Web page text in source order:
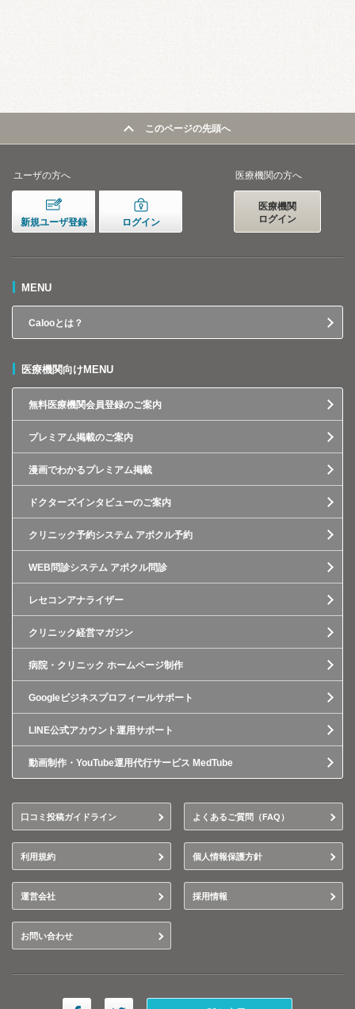
このページの先頭へ
ユーザの方へ
新規ユーザ登録 ログイン
医療機関の方へ
医療機関
ログイン
MENU
Calooとは？
医療機関向けMENU
無料医療機関会員登録のご案内
プレミアム掲載のご案内
漫画でわかるプレミアム掲載
ドクターズインタビューのご案内
クリニック予約システム アポクル予約
WEB問診システム アポクル問診
レセコンアナライザー
クリニック経営マガジン
病院・クリニック ホームページ制作
Googleビジネスプロフィールサポート
LINE公式アカウント運用サポート
動画制作・YouTube運用代行サービス MedTube
口コミ投稿ガイドライン よくあるご質問（FAQ）
利用規約 個人情報保護方針
運営会社 採用情報
お問い合わせ